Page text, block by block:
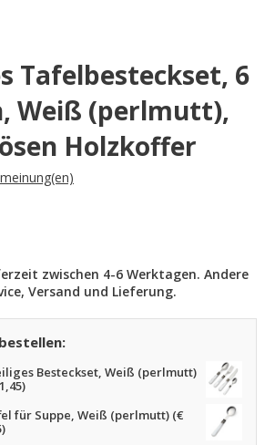
Tafelbesteckset, 6
Weiß (perlmutt),
Holzkoffer
zwischen 4-6 Werktagen. Andere
Versand und Lieferung.
Besteckset, Weiß (perlmutt)
für Suppe, Weiß (perlmutt) (€